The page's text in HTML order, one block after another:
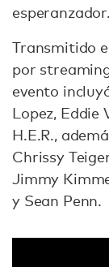
esperanzador.
Transmitido
por
evento
Lopez, Eddie
H.E.R.,
Chrissy
Jimmy
y Sean Penn.